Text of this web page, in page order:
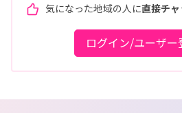
気になった地域の人に直接チ
ログイン/ユーザー